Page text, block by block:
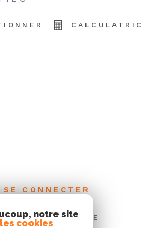
SE CONNECTER
ESPACE PROPRIÉTAIRE
notre site
cookies